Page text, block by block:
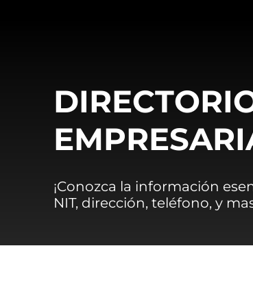
¡Conozca la información
NIT, dirección, teléfono, y